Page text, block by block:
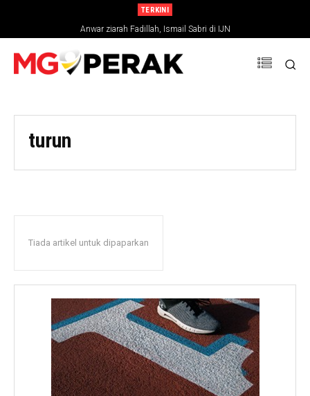
TERKINI
Anwar ziarah Fadillah, Ismail Sabri di IJN
turun
Tiada artikel untuk dipaparkan